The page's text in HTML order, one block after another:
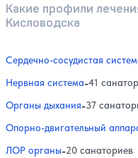
Какие профили
Кисловодска
Сердечно-сосудистая
Нервная система-41
Органы дыхания-37
Опорно-двигательный
ЛОР органы-20 санаториев